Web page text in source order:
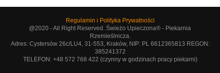
Regulamin i Polityka Prywatności
@2020 - All Right Reserved. Świeżo Upieczona® - Piekarnia
Rzemieślnicza.
Adres: Cystersów 26c/LU4, 31-553, Kraków, NIP: PL 6612365813 REGON:
385241372
TELEFON: +48 572 768 422 (czynny w godzinach pracy piekarni)